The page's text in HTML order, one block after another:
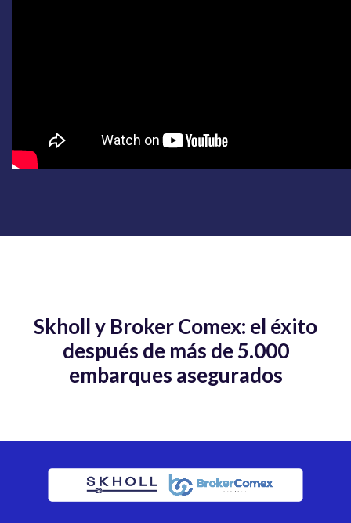
Skholl y Broker Comex: el éxito
después de más de 5.000
embarques asegurados